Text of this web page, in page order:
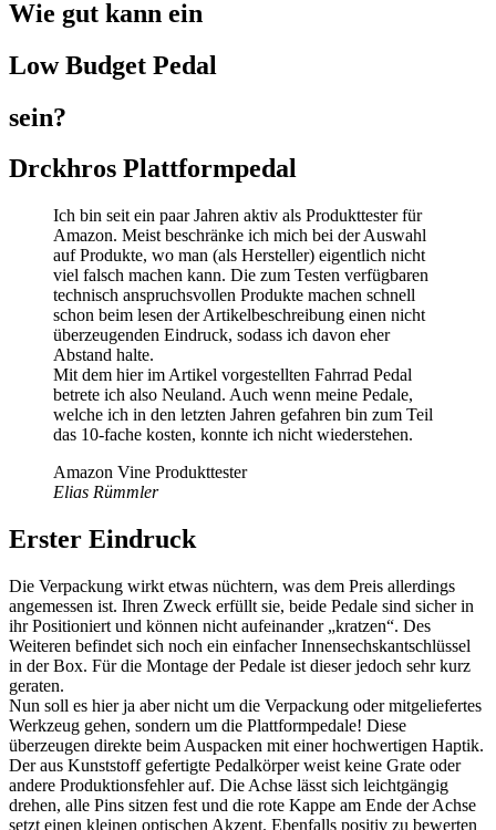
Wie gut kann ein
Low Budget Pedal
sein?
Drckhros Plattformpedal
Ich bin seit ein paar Jahren aktiv als Produkttester für
Amazon. Meist beschränke ich mich bei der Auswahl
auf Produkte, wo man (als Hersteller) eigentlich nicht
viel falsch machen kann. Die zum Testen verfügbaren
technisch anspruchsvollen Produkte machen schnell
schon beim lesen der Artikelbeschreibung einen nicht
überzeugenden Eindruck, sodass ich davon eher
Abstand halte.
Mit dem hier im Artikel vorgestellten Fahrrad Pedal
betrete ich also Neuland. Auch wenn meine Pedale,
welche ich in den letzten Jahren gefahren bin zum Teil
das 10-fache kosten, konnte ich nicht wiederstehen.
Amazon Vine Produkttester
Elias Rümmler
Erster Eindruck
Die Verpackung wirkt etwas nüchtern, was dem Preis allerdings
angemessen ist. Ihren Zweck erfüllt sie, beide Pedale sind sicher in
ihr Positioniert und können nicht aufeinander „kratzen“. Des
Weiteren befindet sich noch ein einfacher Innensechskantschlüssel
in der Box. Für die Montage der Pedale ist dieser jedoch sehr kurz
geraten.
Nun soll es hier ja aber nicht um die Verpackung oder mitgeliefertes
Werkzeug gehen, sondern um die Plattformpedale! Diese
überzeugen direkte beim Auspacken mit einer hochwertigen Haptik.
Der aus Kunststoff gefertigte Pedalkörper weist keine Grate oder
andere Produktionsfehler auf. Die Achse lässt sich leichtgängig
drehen, alle Pins sitzen fest und die rote Kappe am Ende der Achse
setzt einen kleinen optischen Akzent. Ebenfalls positiv zu bewerten